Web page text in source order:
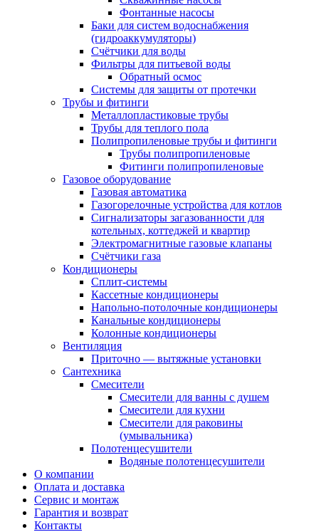
Фонтанные насосы
Баки для систем водоснабжения
(гидроаккумуляторы)
Счётчики для воды
Фильтры для питьевой воды
Обратный осмос
Системы для защиты от протечки
Трубы и фитинги
Металлопластиковые трубы
Трубы для теплого пола
Полипропиленовые трубы и фитинги
Трубы полипропиленовые
Фитинги полипропиленовые
Газовое оборудование
Газовая автоматика
Газогорелочные устройства для котлов
Сигнализаторы загазованности для
котельных, коттеджей и квартир
Электромагнитные газовые клапаны
Счётчики газа
Кондиционеры
Сплит-системы
Кассетные кондиционеры
Напольно-потолочные кондиционеры
Канальные кондиционеры
Колонные кондиционеры
Вентиляция
Приточно — вытяжные установки
Сантехника
Смесители
Смесители для ванны с душем
Смесители для кухни
Смесители для раковины
(умывальника)
Полотенцесушители
Водяные полотенцесушители
О компании
Оплата и доставка
Сервис и монтаж
Гарантия и возврат
Контакты